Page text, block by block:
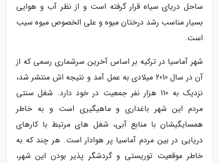
ساحل دریای سیاه قرار گرفته است و از نظر آب و هوایی
بسیار مناسب رشد درختان میوه و علی الخصوص میوه سیب
است.
شهر آماسیا در ترکیه بر اساس آخرین سرشماری رسمی که از
آن در سال 2010 میلادی به عمل آمد و نتیجه اش منتشر شد،
نزدیک به 110 هزار نفر جمعیت در خود دارد. شغل سنتی
مردم این شهر باغداری و ماهیگیری است و به خاطر
همسایگیشان با منابع آبی، شغل های مرتبط با کارهای
دریایی در بین مردم آماسیا پر هوادار است. هر چند که به
خاطر موقعیت توریستی و گردشگر پذیر بودن این شهر،